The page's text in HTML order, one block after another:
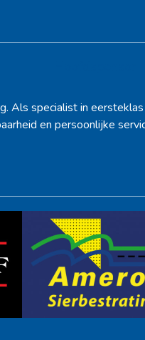
Als specialist in
en persoonlijke